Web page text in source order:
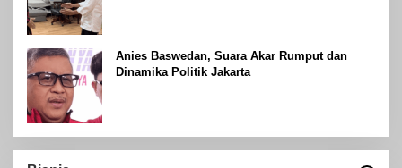
Anies Baswedan, Suara Akar Rumput dan
Dinamika Politik Jakarta